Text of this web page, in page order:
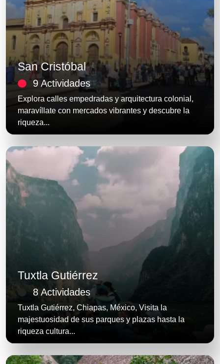
San Cristóbal
9 Actividades
Explora calles empedradas y arquitectura colonial,
maravíllate con mercados vibrantes y descubre la
riqueza...
Tuxtla Gutiérrez
8 Actividades
Tuxtla Gutiérrez, Chiapas, México, Visita la
majestuosidad de sus parques y plazas hasta la
riqueza cultura...